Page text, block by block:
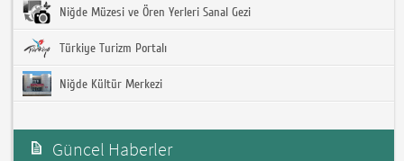
Niğde Müzesi ve Ören Yerleri Sanal Gezi
Türkiye Turizm Portalı
Niğde Kültür Merkezi
Güncel Haberler